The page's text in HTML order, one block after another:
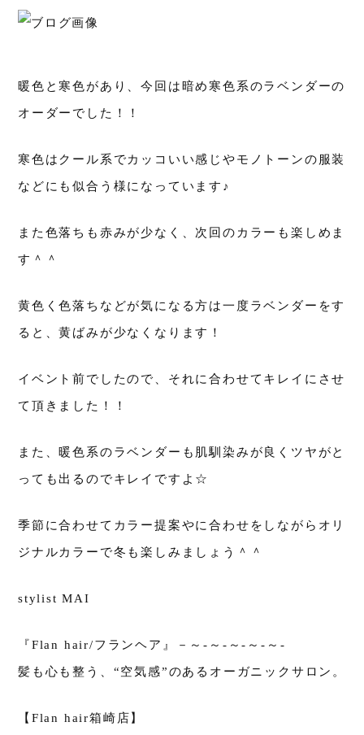
暖色と寒色があり、今回は暗め寒色系のラベンダーの
オーダーでした！！
寒色はクール系でカッコいい感じやモノトーンの服装
などにも似合う様になっています♪
また色落ちも赤みが少なく、次回のカラーも楽しめま
す＾＾
黄色く色落ちなどが気になる方は一度ラベンダーをす
ると、黄ばみが少なくなります！
イベント前でしたので、それに合わせてキレイにさせ
て頂きました！！
また、暖色系のラベンダーも肌馴染みが良くツヤがと
っても出るのでキレイですよ☆
季節に合わせてカラー提案やに合わせをしながらオリ
ジナルカラーで冬も楽しみましょう＾＾
stylist MAI
『Flan hair/フランヘア』－～-～-～-～-～-
髪も心も整う、“空気感”のあるオーガニックサロン。
【Flan hair箱崎店】